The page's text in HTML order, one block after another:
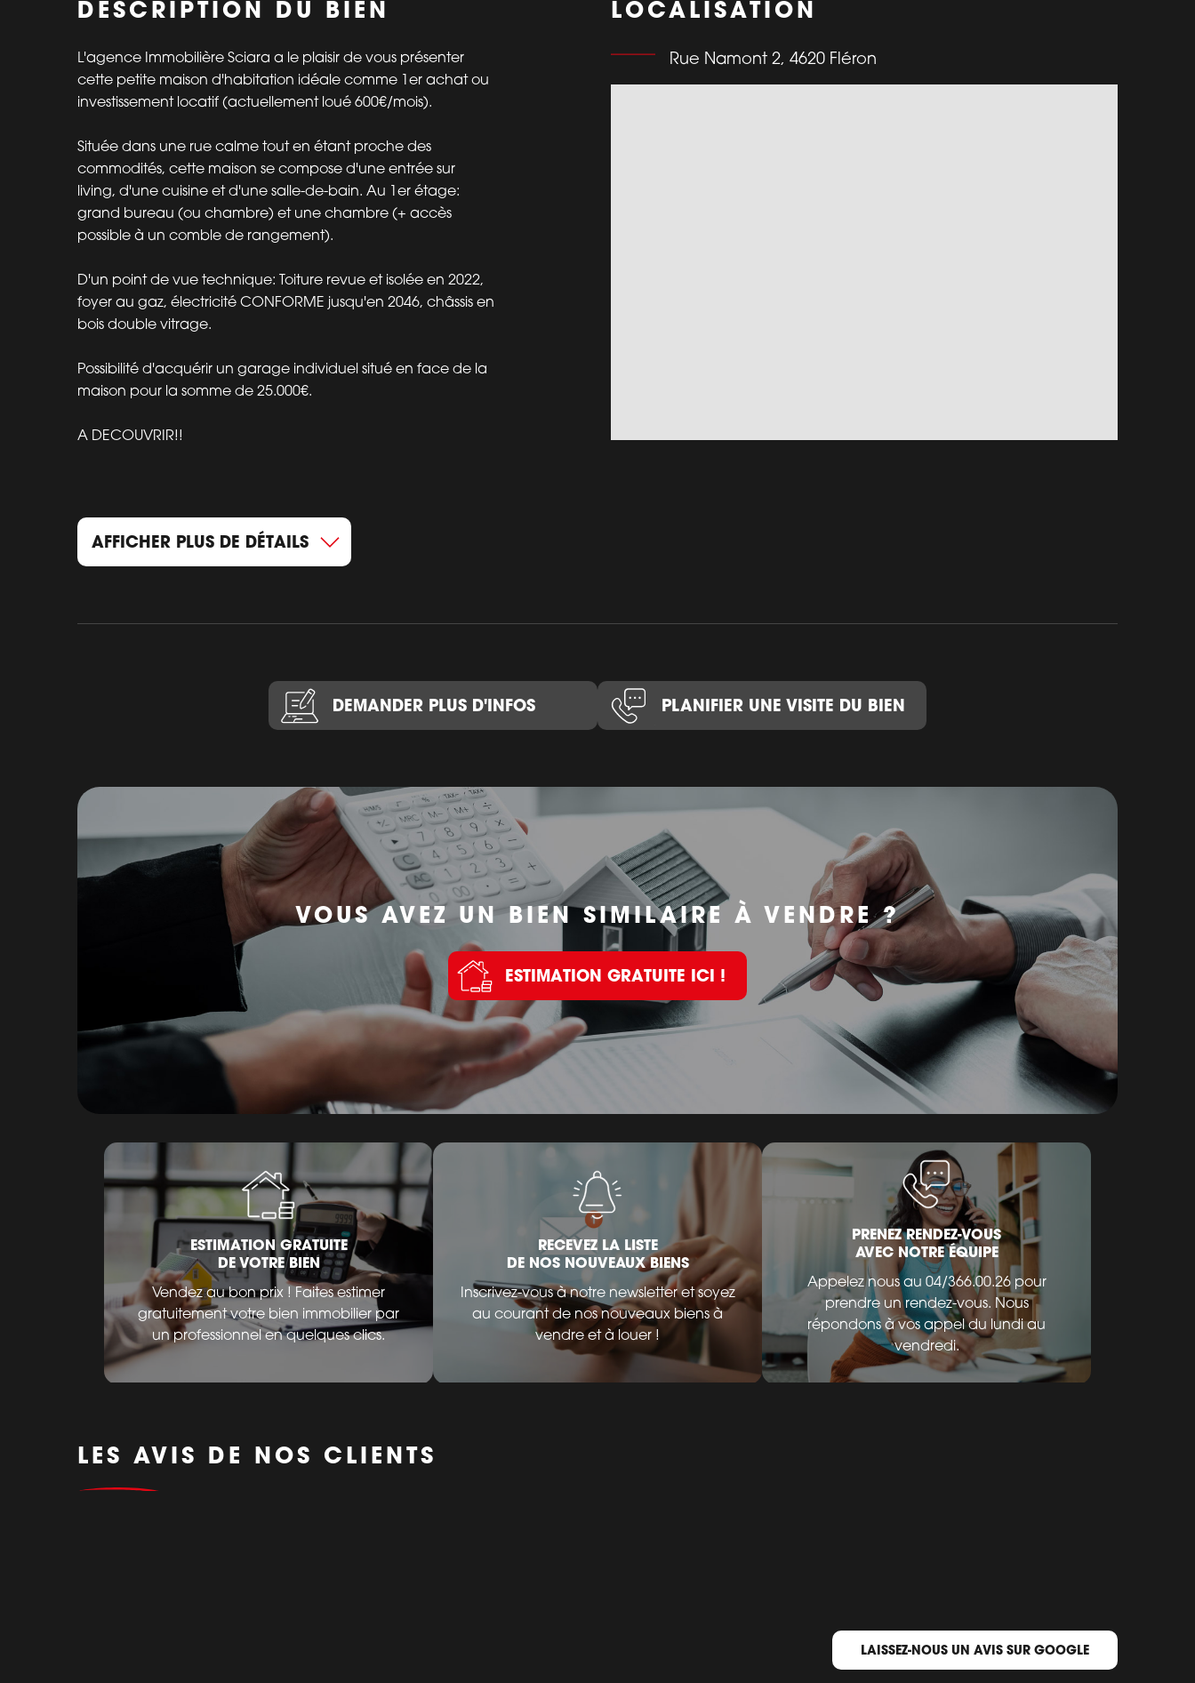
DESCRIPTION DU BIEN
L'agence Immobilière Sciara a le plaisir de vous présenter
cette petite maison d'habitation idéale comme 1er achat ou
investissement locatif (actuellement loué 600€/mois).
Située dans une rue calme tout en étant proche des
commodités, cette maison se compose d'une entrée sur
living, d'une cuisine et d'une salle-de-bain. Au 1er étage:
grand bureau (ou chambre) et une chambre (+ accès
possible à un comble de rangement).
D'un point de vue technique: Toiture revue et isolée en 2022,
foyer au gaz, électricité CONFORME jusqu'en 2046, châssis en
bois double vitrage.
Possibilité d'acquérir un garage individuel situé en face de la
maison pour la somme de 25.000€.
A DECOUVRIR!!
LOCALISATION
Rue Namont 2, 4620 Fléron
AFFICHER PLUS DE DÉTAILS
DEMANDER PLUS D'INFOS PLANIFIER UNE VISITE DU BIEN
VOUS AVEZ UN BIEN SIMILAIRE À VENDRE ?
ESTIMATION GRATUITE ICI !
ESTIMATION GRATUITE
DE VOTRE BIEN
Vendez au bon prix ! Faites estimer
gratuitement votre bien immobilier par
un professionnel en quelques clics.
RECEVEZ LA LISTE
DE NOS NOUVEAUX BIENS
Inscrivez-vous à notre newsletter et soyez
au courant de nos nouveaux biens à
vendre et à louer !
PRENEZ RENDEZ-VOUS
AVEC NOTRE ÉQUIPE
Appelez nous au 04/366.00.26 pour
prendre un rendez-vous. Nous
répondons à vos appel du lundi au
vendredi.
LES AVIS DE NOS CLIENTS
LAISSEZ-NOUS UN AVIS SUR GOOGLE